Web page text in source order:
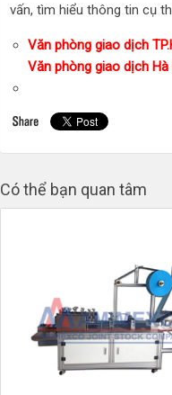
vấn, tìm hiểu thông tin cụ
Văn phòng giao dịch
Văn phòng giao dịch
Có thể bạn quan tâm